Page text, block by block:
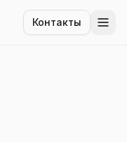
Контакты